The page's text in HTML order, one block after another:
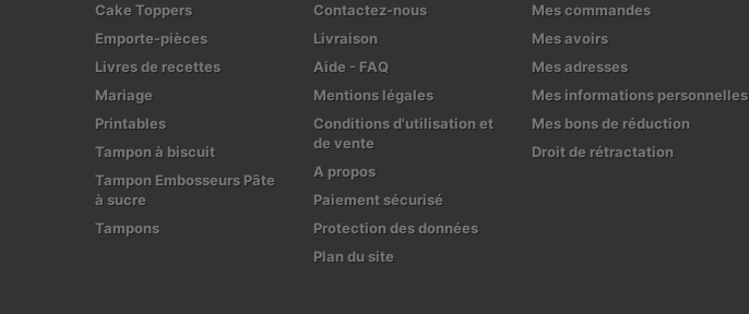
Cake Toppers
Emporte-pièces
Livres de recettes
Mariage
Printables
Tampon à biscuit
Tampon Embosseurs Pâte
à sucre
Tampons
Contactez-nous
Livraison
Aide - FAQ
Mentions légales
Conditions d'utilisation et
de vente
A propos
Paiement sécurisé
Protection des données
Plan du site
Mes commandes
Mes avoirs
Mes adresses
Mes informations personnelles
Mes bons de réduction
Droit de rétractation